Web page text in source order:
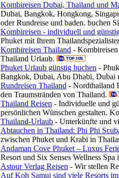
Kombireisen Dubai, Thailand und
Dubai, Bangkok, Hongkong,
oder Rundreise und baden. buchen
Kombireisen - individuell und
Phuket mit Ihrem
Kombireisen Thailand -
Thailand Urlaub.
Phuket Urlaub günstig buchen -
Bangkok, Dubai, Abu Dhabi, Dubai
Rundreisen Thailand - Nordthailand
den Traumstränden von Thailand.
Thailand Reisen - Individuelle und
persönlichen Wünschen gestalten.
Thailand-Urlaub - Unterkünfte und
Abtauchen in Thailand: Phi Phi
zwischen Phuket und Krabi in
Andaman Cove Phuket – Luxus
Resort und Six Senses Wellness
Astour Verlag Reisen - Wir stellen
Auf Koh Samui sind viele Resorts